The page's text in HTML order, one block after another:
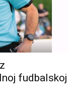
fudbalskoj